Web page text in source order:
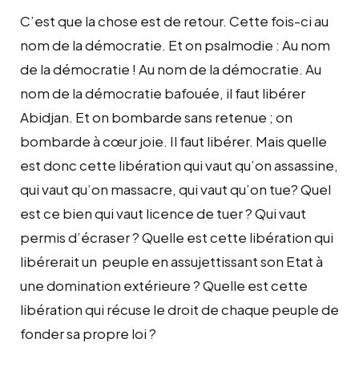
C’est que la chose est de retour. Cette fois-ci au
nom de la démocratie. Et on psalmodie : Au nom
de la démocratie ! Au nom de la démocratie. Au
nom de la démocratie bafouée, il faut libérer
Abidjan. Et on bombarde sans retenue ; on
bombarde à cœur joie. Il faut libérer. Mais quelle
est donc cette libération qui vaut qu’on assassine,
qui vaut qu’on massacre, qui vaut qu’on tue? Quel
est ce bien qui vaut licence de tuer ? Qui vaut
permis d’écraser ? Quelle est cette libération qui
libérerait un peuple en assujettissant son Etat à
une domination extérieure ? Quelle est cette
libération qui récuse le droit de chaque peuple de
fonder sa propre loi ?